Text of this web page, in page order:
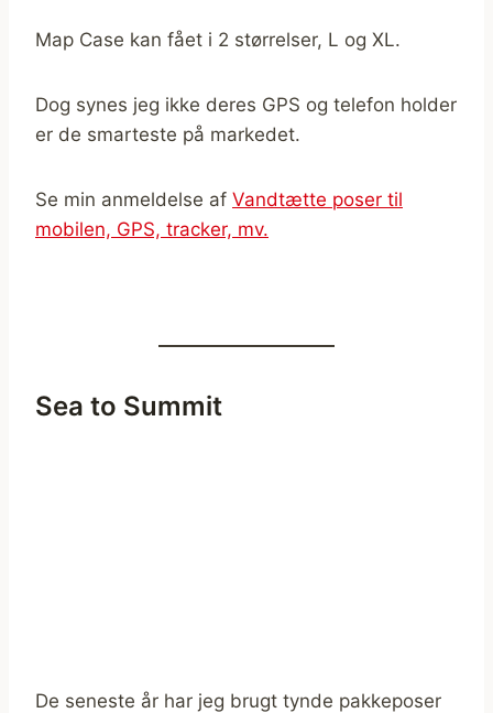
Map Case kan fået i 2 størrelser, L og XL.
Dog synes jeg ikke deres GPS og telefon holder
er de smarteste på markedet.
Se min anmeldelse af Vandtætte poser til
mobilen, GPS, tracker, mv.
Sea to Summit
De seneste år har jeg brugt tynde pakkeposer